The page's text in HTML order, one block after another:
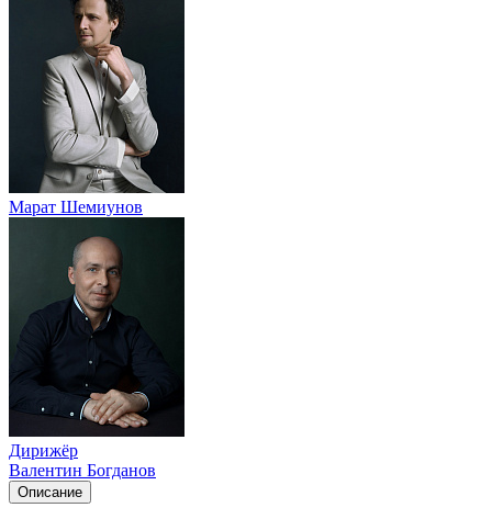
Марат Шемиунов
Дирижёр
Валентин Богданов
Описание